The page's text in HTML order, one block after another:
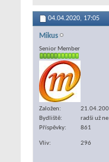
04.04.2020, 17:05
Mikus
Senior Member
Založen
Bydliště
radši už ne
Příspěvky
861
Vliv 296